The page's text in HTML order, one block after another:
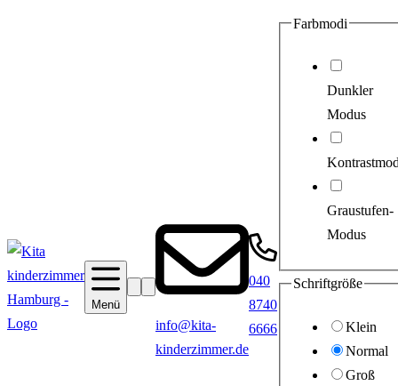
Menü
SucheBarrierefreiheit
info@kita-
kinderzimmer.de
040
8740
6666
Farbmodi
Dunkler
Modus
Graustufen-
Modus
Schriftgröße
Klein
Normal
Groß